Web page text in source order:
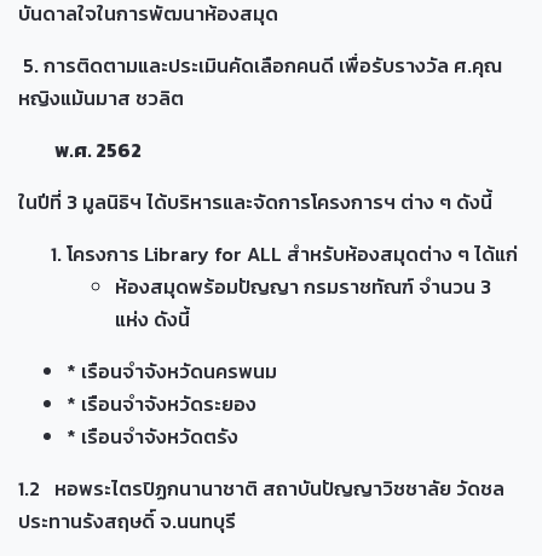
บันดาลใจในการพัฒนาห้องสมุด
5. การติดตามและประเมินคัดเลือกคนดี เพื่อรับรางวัล ศ.คุณ
หญิงแม้นมาส ชวลิต
พ.ศ. 2562
ในปีที่ 3 มูลนิธิฯ ได้บริหารและจัดการโครงการฯ ต่าง ๆ ดังนี้
โครงการ Library for ALL สำหรับห้องสมุดต่าง ๆ ได้แก่
ห้องสมุดพร้อมปัญญา กรมราชทัณฑ์ จำนวน 3
แห่ง ดังนี้
* เรือนจำจังหวัดนครพนม
* เรือนจำจังหวัดระยอง
* เรือนจำจังหวัดตรัง
1.2 หอพระไตรปิฏกนานาชาติ สถาบันปัญญาวิชชาลัย วัดชล
ประทานรังสฤษดิ์ จ.นนทบุรี